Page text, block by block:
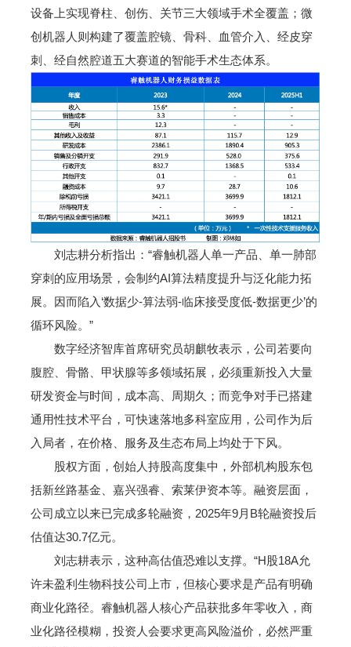
设备上实现脊柱、创伤、关节三大领域手术全覆盖；微
创机器人则构建了覆盖腔镜、骨科、血管介入、经皮穿
刺、经自然腔道五大赛道的智能手术生态体系。
刘志耕分析指出：“睿触机器人单一产品、单一肺部
穿刺的应用场景，会制约AI算法精度提升与泛化能力拓
展。因而陷入‘数据少-算法弱-临床接受度低-数据更少’的
循环风险。”
数字经济智库首席研究员胡麒牧表示，公司若要向
腹腔、骨骼、甲状腺等多领域拓展，必须重新投入大量
研发资金与时间，成本高、周期久；而竞争对手已搭建
通用性技术平台，可快速落地多科室应用，公司作为后
入局者，在价格、服务及生态布局上均处于下风。
股权方面，创始人持股高度集中，外部机构股东包
括新丝路基金、嘉兴强睿、索莱伊资本等。融资层面，
公司成立以来已完成多轮融资，2025年9月B轮融资投后
估值达30.7亿元。
刘志耕表示，这种高估值恐难以支撑。“H股18A允
许未盈利生物科技公司上市，但核心要求是产品有明确
商业化路径。睿触机器人核心产品获批多年零收入，商
业化路径模糊，投资人会要求更高风险溢价，必然严重